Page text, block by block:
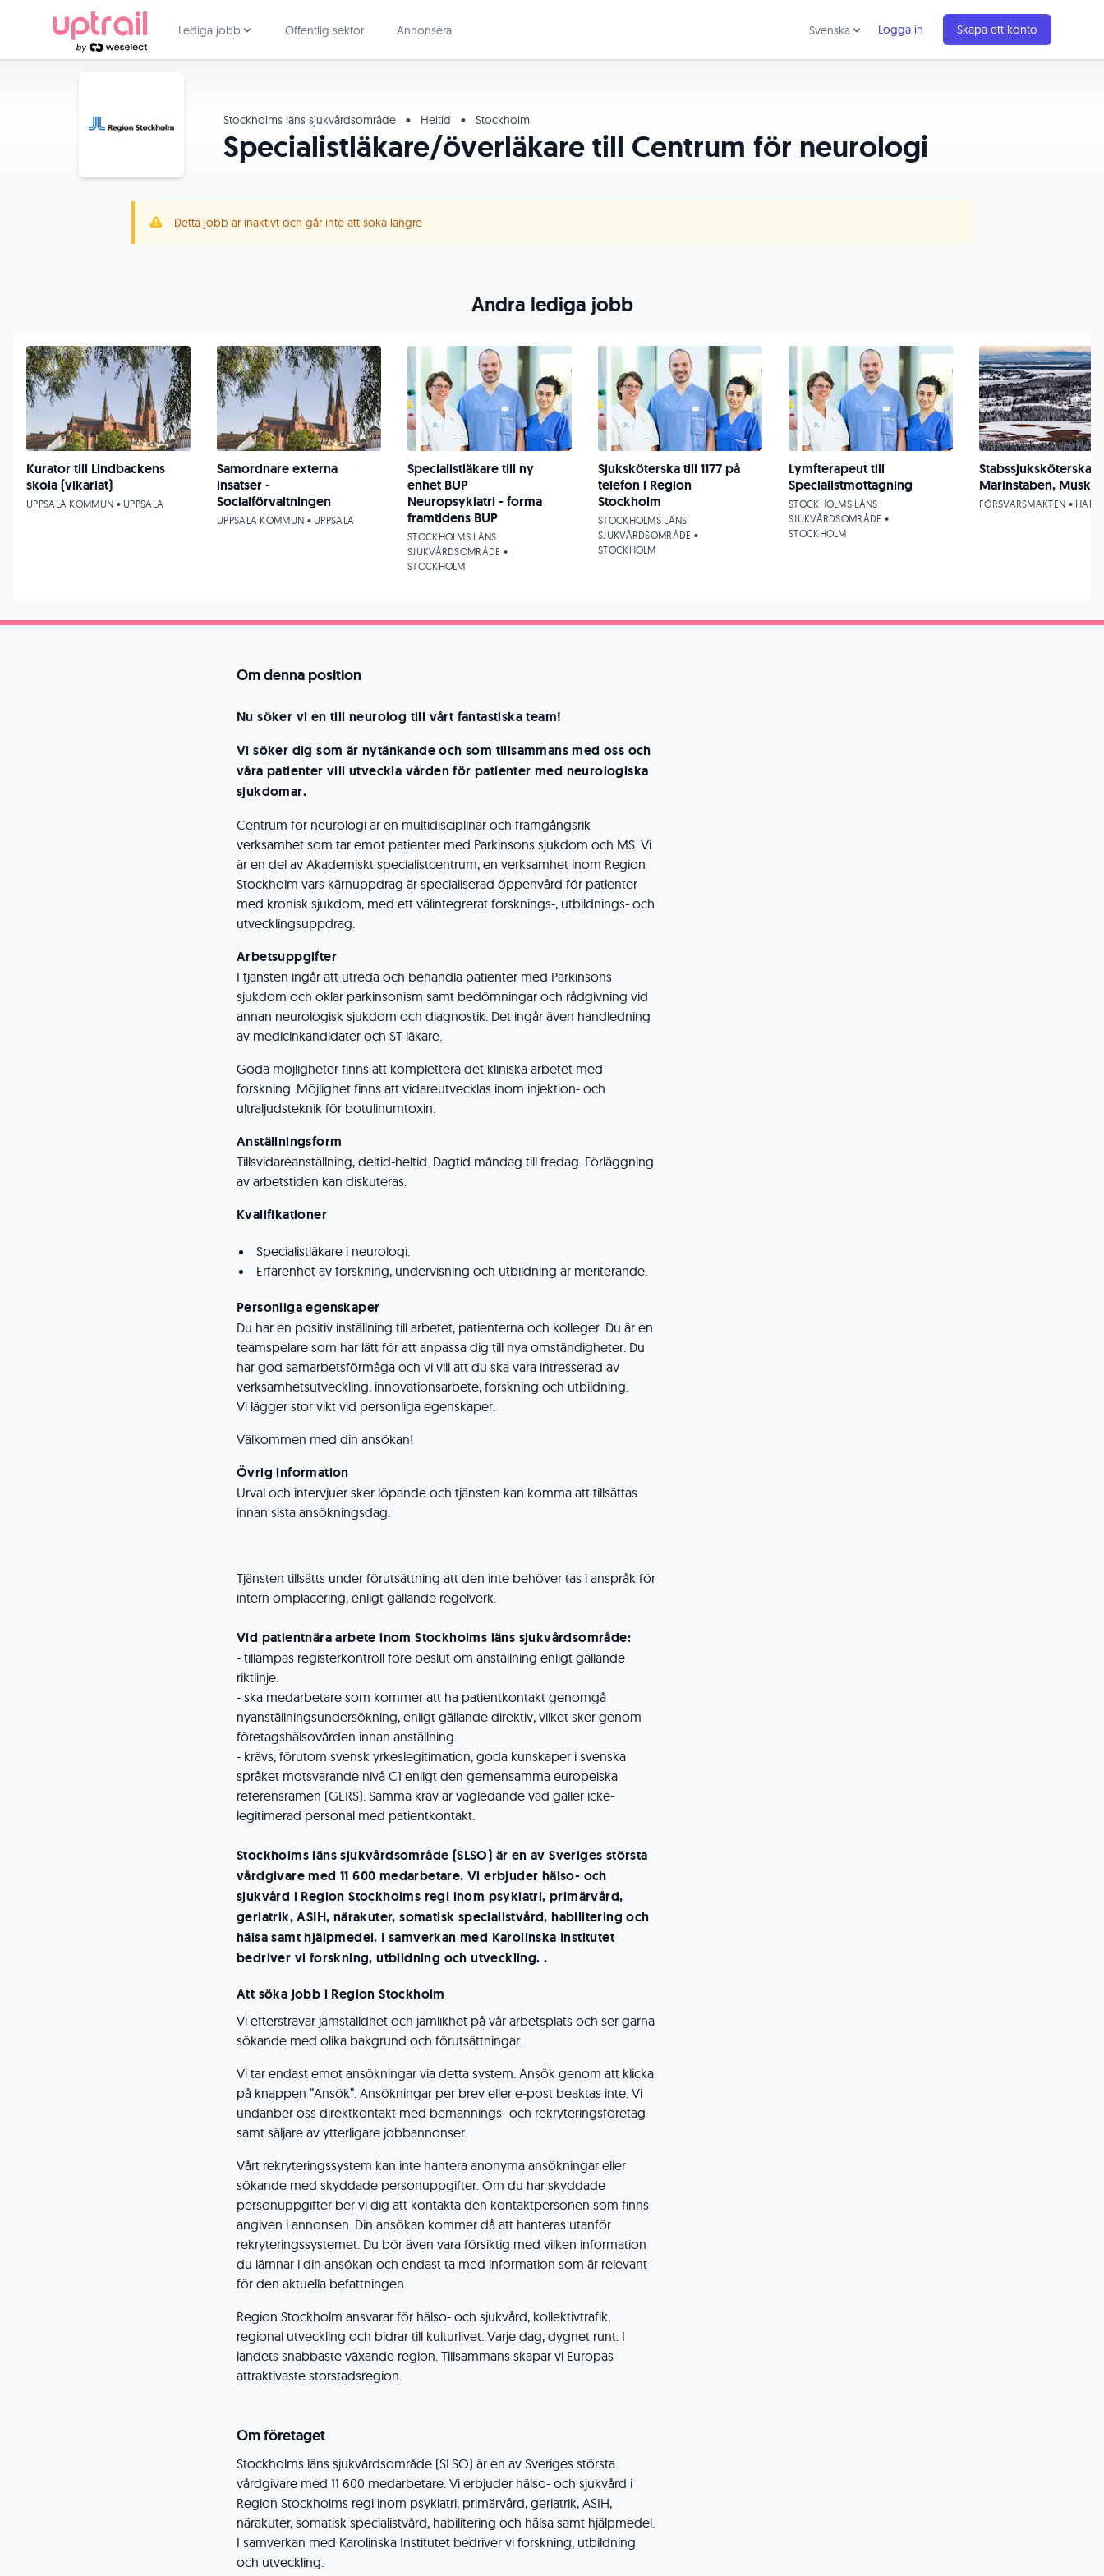
Lediga jobb Offentlig sektor Annonsera Svenska Logga in Skapa ett konto
Stockholms läns sjukvårdsområde • Heltid • Stockholm
Specialistläkare/överläkare till Centrum för neurologi
Detta jobb är inaktivt och går inte att söka längre
Om denna position
Nu söker vi en till neurolog till vårt fantastiska team!
Vi söker dig som är nytänkande och som tillsammans med oss och
våra patienter vill utveckla vården för patienter med neurologiska
sjukdomar.
Centrum för neurologi är en multidisciplinär och framgångsrik
verksamhet som tar emot patienter med Parkinsons sjukdom och MS. Vi
är en del av Akademiskt specialistcentrum, en verksamhet inom Region
Stockholm vars kärnuppdrag är specialiserad öppenvård för patienter
med kronisk sjukdom, med ett välintegrerat forsknings-, utbildnings- och
utvecklingsuppdrag.
Arbetsuppgifter
I tjänsten ingår att utreda och behandla patienter med Parkinsons
sjukdom och oklar parkinsonism samt bedömningar och rådgivning vid
annan neurologisk sjukdom och diagnostik. Det ingår även handledning
av medicinkandidater och ST-läkare.
Goda möjligheter finns att komplettera det kliniska arbetet med
forskning. Möjlighet finns att vidareutvecklas inom injektion- och
ultraljudsteknik för botulinumtoxin.
Anställningsform
Tillsvidareanställning, deltid-heltid. Dagtid måndag till fredag. Förläggning
av arbetstiden kan diskuteras.
Kvalifikationer
Specialistläkare i neurologi.
Erfarenhet av forskning, undervisning och utbildning är meriterande.
Personliga egenskaper
Du har en positiv inställning till arbetet, patienterna och kolleger. Du är en
teamspelare som har lätt för att anpassa dig till nya omständigheter. Du
har god samarbetsförmåga och vi vill att du ska vara intresserad av
verksamhetsutveckling, innovationsarbete, forskning och utbildning.
Vi lägger stor vikt vid personliga egenskaper.
Välkommen med din ansökan!
Övrig information
Urval och intervjuer sker löpande och tjänsten kan komma att tillsättas
innan sista ansökningsdag.
Tjänsten tillsätts under förutsättning att den inte behöver tas i anspråk för
intern omplacering, enligt gällande regelverk.
Vid patientnära arbete inom Stockholms läns sjukvårdsområde:
- tillämpas registerkontroll före beslut om anställning enligt gällande
riktlinje.
- ska medarbetare som kommer att ha patientkontakt genomgå
nyanställningsundersökning, enligt gällande direktiv, vilket sker genom
företagshälsovården innan anställning.
- krävs, förutom svensk yrkeslegitimation, goda kunskaper i svenska
språket motsvarande nivå C1 enligt den gemensamma europeiska
referensramen (GERS). Samma krav är vägledande vad gäller icke-
legitimerad personal med patientkontakt.
Stockholms läns sjukvårdsområde (SLSO) är en av Sveriges största
vårdgivare med 11 600 medarbetare. Vi erbjuder hälso- och
sjukvård i Region Stockholms regi inom psykiatri, primärvård,
geriatrik, ASIH, närakuter, somatisk specialistvård, habilitering och
hälsa samt hjälpmedel. I samverkan med Karolinska Institutet
bedriver vi forskning, utbildning och utveckling. .
Att söka jobb i Region Stockholm
Vi eftersträvar jämställdhet och jämlikhet på vår arbetsplats och ser gärna
sökande med olika bakgrund och förutsättningar.
Vi tar endast emot ansökningar via detta system. Ansök genom att klicka
på knappen ”Ansök”. Ansökningar per brev eller e-post beaktas inte. Vi
undanber oss direktkontakt med bemannings- och rekryteringsföretag
samt säljare av ytterligare jobbannonser.
Vårt rekryteringssystem kan inte hantera anonyma ansökningar eller
sökande med skyddade personuppgifter. Om du har skyddade
personuppgifter ber vi dig att kontakta den kontaktpersonen som finns
angiven i annonsen. Din ansökan kommer då att hanteras utanför
rekryteringssystemet. Du bör även vara försiktig med vilken information
du lämnar i din ansökan och endast ta med information som är relevant
för den aktuella befattningen.
Region Stockholm ansvarar för hälso- och sjukvård, kollektivtrafik,
regional utveckling och bidrar till kulturlivet. Varje dag, dygnet runt. I
landets snabbaste växande region. Tillsammans skapar vi Europas
attraktivaste storstadsregion.
Om företaget
Stockholms läns sjukvårdsområde (SLSO) är en av Sveriges största
vårdgivare med 11 600 medarbetare. Vi erbjuder hälso- och sjukvård i
Region Stockholms regi inom psykiatri, primärvård, geriatrik, ASIH,
närakuter, somatisk specialistvård, habilitering och hälsa samt hjälpmedel.
I samverkan med Karolinska Institutet bedriver vi forskning, utbildning
och utveckling.
Andra lediga jobb
Kurator till Lindbackens
skola (vikariat)
UPPSALA KOMMUN • UPPSALA
Samordnare externa
insatser -
Socialförvaltningen
UPPSALA KOMMUN • UPPSALA
Specialistläkare till ny
enhet BUP
Neuropsykiatri - forma
framtidens BUP
STOCKHOLMS LÄNS
SJUKVÅRDSOMRÅDE •
STOCKHOLM
Sjuksköterska till 1177 på
telefon i Region
Stockholm
STOCKHOLMS LÄNS
SJUKVÅRDSOMRÅDE •
STOCKHOLM
Lymfterapeut till
Specialistmottagning
STOCKHOLMS LÄNS
SJUKVÅRDSOMRÅDE •
STOCKHOLM
Stabssjuksköterska
Marinstaben, Muskö
FÖRSVARSMAKTEN •